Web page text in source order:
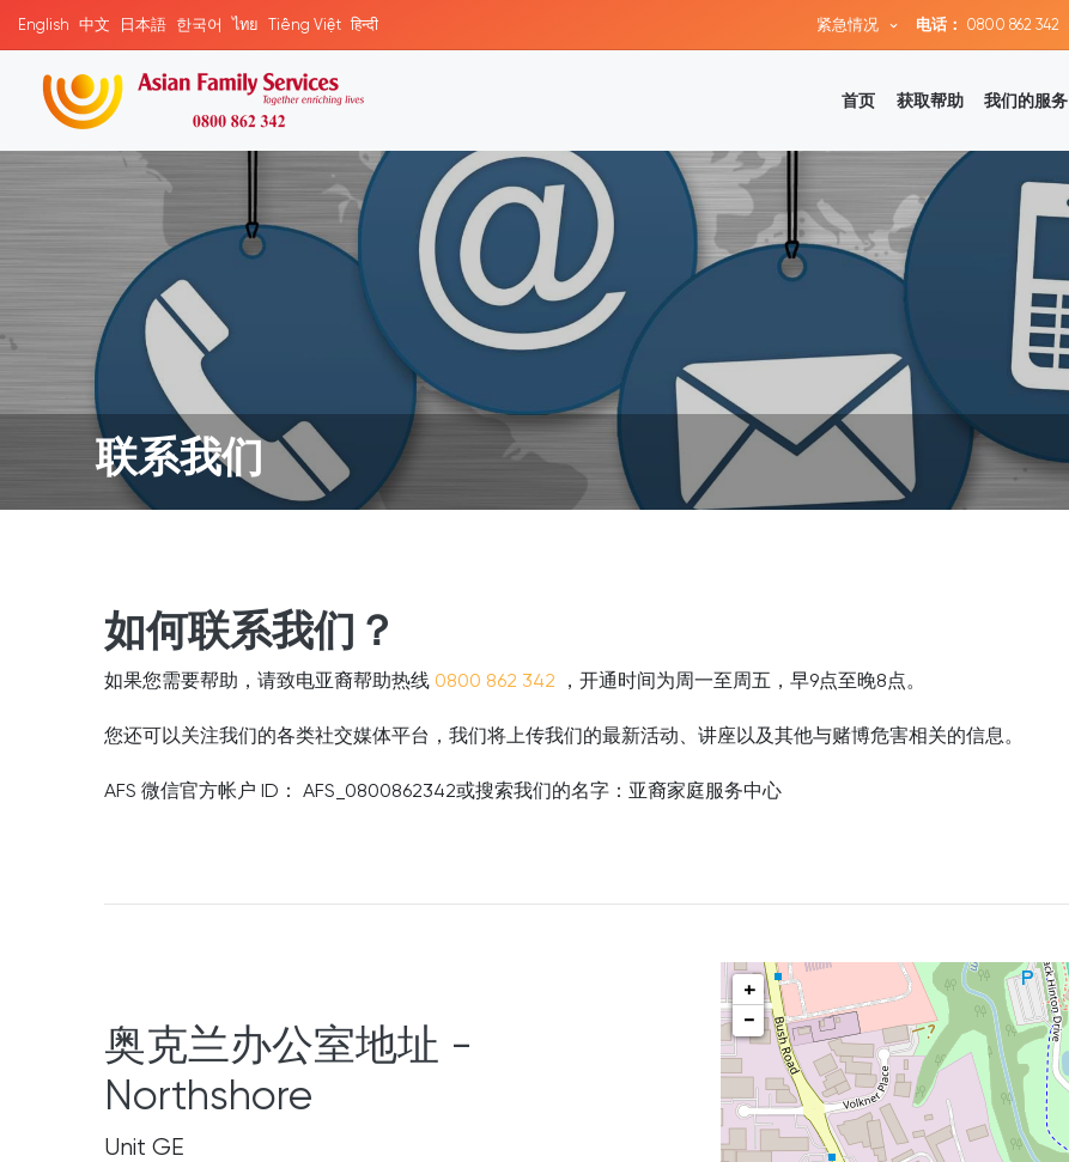
English 中文 日本語 한국어 ไทย Tiếng Việt हिन्दी 紧急情况 电话： 0800 862 342
首页 获取帮助 我们的服务
联系我们
如何联系我们？
如果您需要帮助，请致电亚裔帮助热线 0800 862 342 ，开通时间为周一至周五，早9点至晚8点。
您还可以关注我们的各类社交媒体平台，我们将上传我们的最新活动、讲座以及其他与赌博危害相关的信息。
AFS 微信官方帐户 ID： AFS_0800862342或搜索我们的名字：亚裔家庭服务中心
奥克兰办公室地址 -
Northshore
Unit GE
+
-